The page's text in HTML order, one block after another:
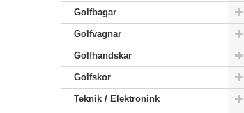
Golfbagar
Golfvagnar
Golfhandskar
Golfskor
Teknik / Elektronink